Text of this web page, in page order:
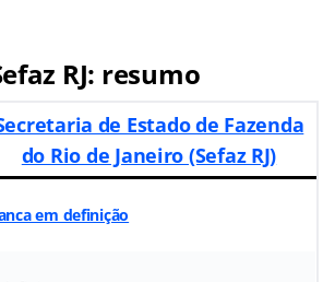
RJ: resumo
de Estado de Fazenda
do Rio de Janeiro (Sefaz RJ)
em definição